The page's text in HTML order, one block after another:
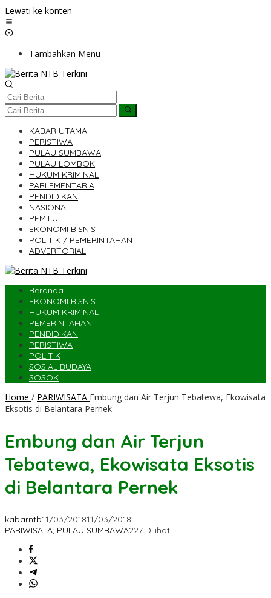
Lewati ke konten
Tambahkan Menu
KABAR UTAMA
PERISTIWA
PULAU SUMBAWA
PULAU LOMBOK
HUKUM KRIMINAL
PARLEMENTARIA
PENDIDIKAN
NASIONAL
PEMILU
EKONOMI BISNIS
POLITIK / PEMERINTAHAN
ADVERTORIAL
Beranda
EKONOMI BISNIS
HUKUM KRIMINAL
PEMERINTAHAN
PENDIDIKAN
PERISTIWA
POLITIK
SOSIAL BUDAYA
SOSOK
Home / PARIWISATA Embung dan Air Terjun Tebatewa, Ekowisata
Eksotis di Belantara Pernek
Embung dan Air Terjun
Tebatewa, Ekowisata Eksotis
di Belantara Pernek
kabarntb11/03/201811/03/2018
PARIWISATA, PULAU SUMBAWA227 Dilihat